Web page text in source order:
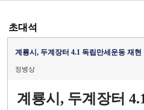
초대석
계룡시, 두계장터 4.1 독립만세운동 재현
정병상
계룡시, 두계장터